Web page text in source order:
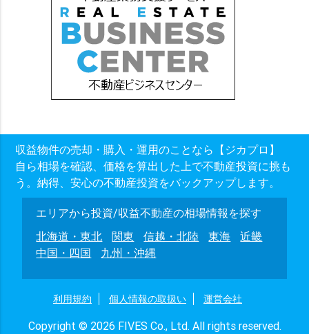
収益物件の売却・購入・運用のことなら【ジカプロ】
自ら相場を確認、価格を算出した上で不動産投資に挑も
う。納得、安心の不動産投資をバックアップします。
エリアから投資/収益不動産の相場情報を探す
北海道・東北
関東 信越・北陸 東海
近畿
中国・四国
九州・沖縄
利用規約 個人情報の取扱い 運営会社
Copyright © 2026 FIVES Co., Ltd. All rights reserved.